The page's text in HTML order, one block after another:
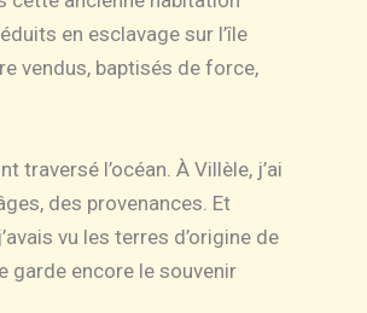
en esclavage sur l’île
vendus, baptisés de force,
l’océan. À Villèle, j’ai
des provenances. Et
vu les terres d’origine de
garde encore le souvenir